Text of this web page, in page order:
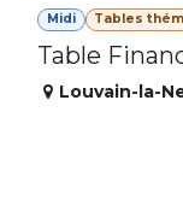
Midi Tables
Table
Louvain-la-